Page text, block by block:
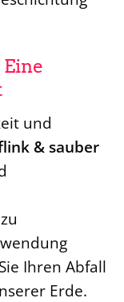
und
& sauber
Ihren Abfall
Erde.